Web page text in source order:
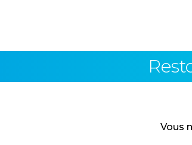
Vous